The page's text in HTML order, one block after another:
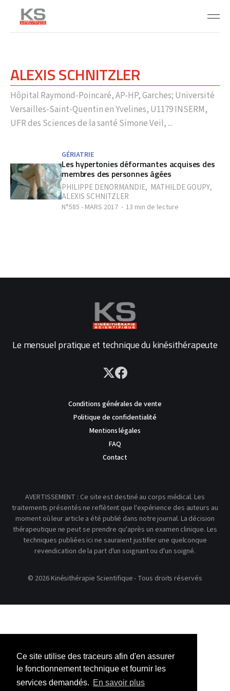
Ce site utilise des traceurs afin d'en assurer
le fonctionnement technique et fournir les
services demandés. En savoir plus
ALEXIS SCHNITZLER
Hôpital Raymond-Poincaré, AP-HP, Garches; Université
Versailles-Saint-Quentin en Yvelines, U1179 INSERM,
UFR des Sciences de la santé Simone Veil, ...
GÉRIATRIE
Les hypertonies déformantes acquises des
membres des personnes âgées
PHILIPPE DENORMANDIE, MATHILDE GOUPY,
ALEXIS SCHNITZLER
N°585 - MARS 2017 13 min de lecture
Le mensuel pratique et technique du kinésithérapeute
Conditions générales de vente
Politique de confidentialité
Mentions légales
FAQ
Contact
AVERTISSEMENT : Ce site est destiné au corps médical. Les
traitements présentés ne reflètent que l'expérience des auteurs au
moment où leur article a été publié dans notre journal. La décision
thérapeutique ne peut se prendre qu'après un examen clinique. Les
techniques publiées ici ne sauraient justifier une quelconque
revendication de la part d'un soignant ou d'un soigné.
© 2026 Kinésithérapie Scientifique - Tous droits réservés